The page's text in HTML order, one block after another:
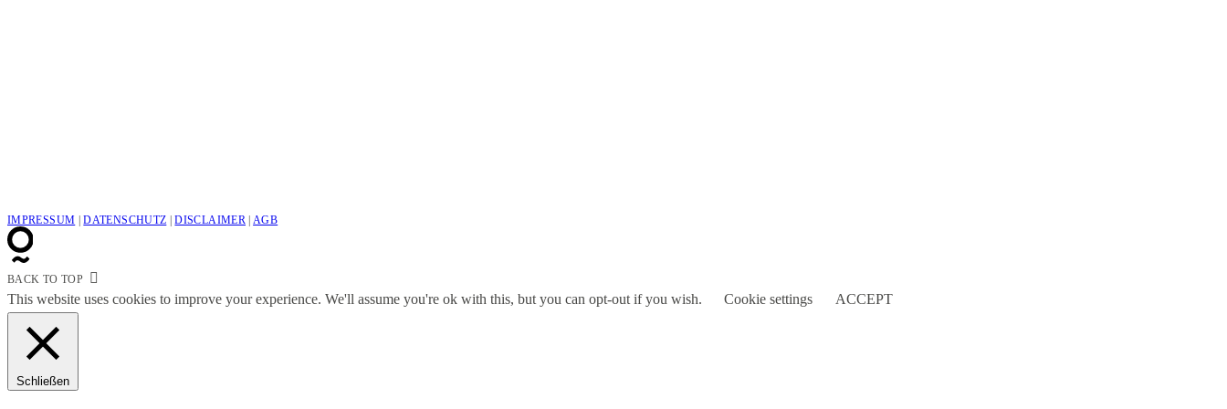
IMPRESSUM |DATENSCHUTZ |DISCLAIMER | AGB
BACK TO TOP
This website uses cookies to improve your experience. We'll assume you're ok with this, but you can opt-out if you wish. Cookie settings ACCEPT
Schließen